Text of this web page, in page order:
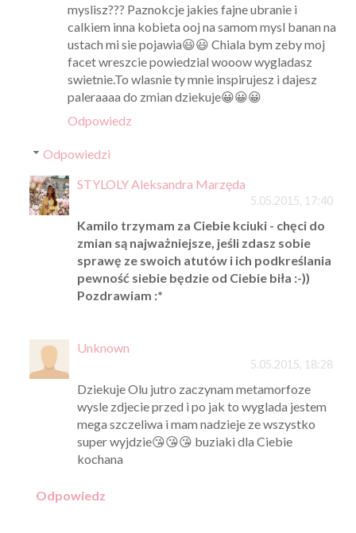
myslisz??? Paznokcje jakies fajne ubranie i
calkiem inna kobieta ooj na samom mysl banan na
ustach mi sie pojawia😃😃 Chiala bym zeby moj
facet wreszcie powiedzial wooow wygladasz
swietnie.To wlasnie ty mnie inspirujesz i dajesz
paleraaaa do zmian dziekuje😀😀😀
Odpowiedz
Odpowiedzi
STYLOLY Aleksandra Marzęda
5.05.2015, 17:40
Kamilo trzymam za Ciebie kciuki - chęci do
zmian są najważniejsze, jeśli zdasz sobie
sprawę ze swoich atutów i ich podkreślania
pewność siebie będzie od Ciebie biła :-))
Pozdrawiam :*
Unknown
5.05.2015, 18:28
Dziekuje Olu jutro zaczynam metamorfoze
wysle zdjecie przed i po jak to wyglada jestem
mega szczeliwa i mam nadzieje ze wszystko
super wyjdzie😘😘😘 buziaki dla Ciebie
kochana
Odpowiedz